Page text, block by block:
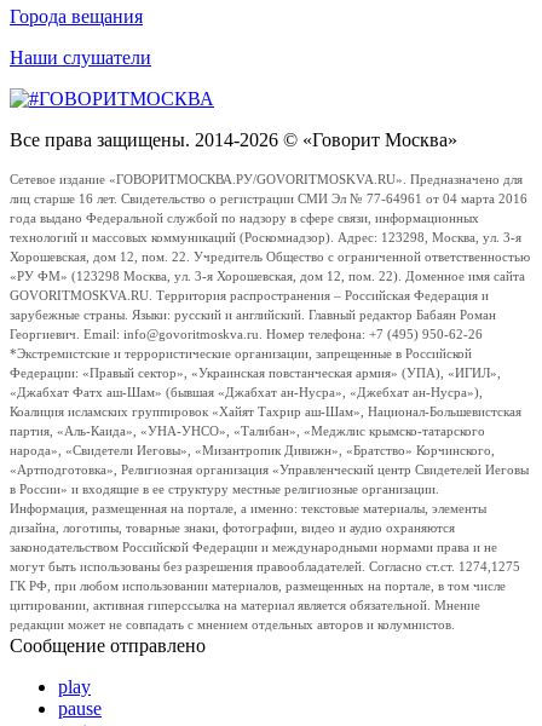
Города вещания
Наши слушатели
Все права защищены. 2014-2026 © «Говорит Москва»
Сетевое издание «ГОВОРИТМОСКВА.РУ/GOVORITMOSKVA.RU». Предназначено для
лиц старше 16 лет. Свидетельство о регистрации СМИ Эл № 77-64961 от 04 марта 2016
года выдано Федеральной службой по надзору в сфере связи, информационных
технологий и массовых коммуникаций (Роскомнадзор). Адрес: 123298, Москва, ул. 3-я
Хорошевская, дом 12, пом. 22. Учредитель Общество с ограниченной ответственностью
«РУ ФМ» (123298 Москва, ул. 3-я Хорошевская, дом 12, пом. 22). Доменное имя сайта
GOVORITMOSKVA.RU. Территория распространения – Российская Федерация и
зарубежные страны. Языки: русский и английский. Главный редактор Бабаян Роман
Георгиевич. Email: info@govoritmoskva.ru. Номер телефона: +7 (495) 950-62-26
*Экстремистские и террористические организации, запрещенные в Российской
Федерации: «Правый сектор», «Украинская повстанческая армия» (УПА), «ИГИЛ»,
«Джабхат Фатх аш-Шам» (бывшая «Джабхат ан-Нусра», «Джебхат ан-Нусра»),
Коалиция исламских группировок «Хайят Тахрир аш-Шам», Национал-Большевистская
партия, «Аль-Каида», «УНА-УНСО», «Талибан», «Меджлис крымско-татарского
народа», «Свидетели Иеговы», «Мизантропик Дивижн», «Братство» Корчинского,
«Артподготовка», Религиозная организация «Управленческий центр Свидетелей Иеговы
в России» и входящие в ее структуру местные религиозные организации.
Информация, размещенная на портале, а именно: текстовые материалы, элементы
дизайна, логотипы, товарные знаки, фотографии, видео и аудио охраняются
законодательством Российской Федерации и международными нормами права и не
могут быть использованы без разрешения правообладателей. Согласно ст.ст. 1274,1275
ГК РФ, при любом использовании материалов, размещенных на портале, в том числе
цитировании, активная гиперссылка на материал является обязательной. Мнение
редакции может не совпадать с мнением отдельных авторов и колумнистов.
Сообщение отправлено
play
pause